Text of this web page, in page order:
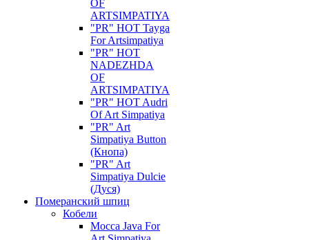
OF
ARTSIMPATIYA
"PR" HOT Tayga
For Artsimpatiya
"PR" HOT
NADEZHDA
OF
ARTSIMPATIYA
"PR" HOT Audri
Of Art Simpatiya
"PR" Art
Simpatiya Button
(Кнопа)
"PR" Art
Simpatiya Dulcie
(Дуся)
Померанский шпиц
Кобели
Mocca Java For